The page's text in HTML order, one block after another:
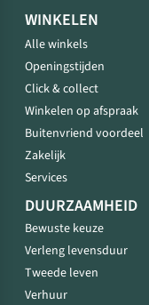
WINKELEN
Alle winkels
Openingstijden
Click & collect
Winkelen op afspraak
Buitenvriend voordeel
Zakelijk
Services
DUURZAAMHEID
Bewuste keuze
Verleng levensduur
Tweede leven
Verhuur